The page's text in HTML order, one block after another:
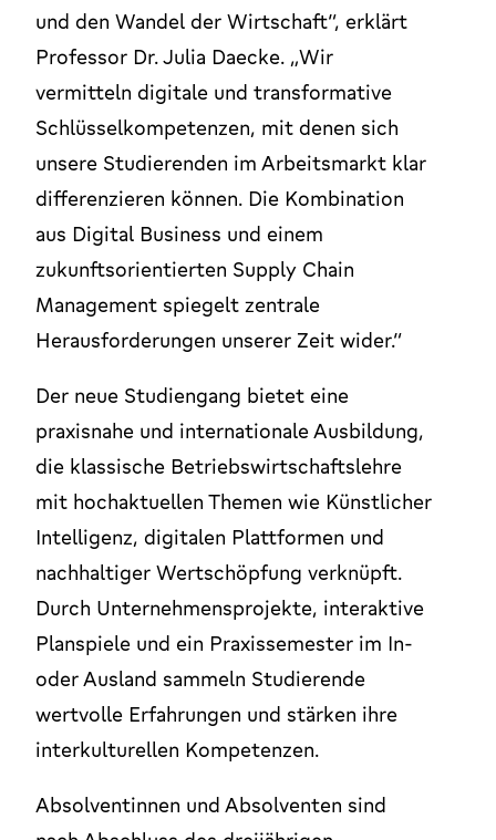
und den Wandel der Wirtschaft“, erklärt
Professor Dr. Julia Daecke. „Wir
vermitteln digitale und transformative
Schlüsselkompetenzen, mit denen sich
unsere Studierenden im Arbeitsmarkt klar
differenzieren können. Die Kombination
aus Digital Business und einem
zukunftsorientierten Supply Chain
Management spiegelt zentrale
Herausforderungen unserer Zeit wider.“
Der neue Studiengang bietet eine
praxisnahe und internationale Ausbildung,
die klassische Betriebswirtschaftslehre
mit hochaktuellen Themen wie Künstlicher
Intelligenz, digitalen Plattformen und
nachhaltiger Wertschöpfung verknüpft.
Durch Unternehmensprojekte, interaktive
Planspiele und ein Praxissemester im In-
oder Ausland sammeln Studierende
wertvolle Erfahrungen und stärken ihre
interkulturellen Kompetenzen.
Absolventinnen und Absolventen sind